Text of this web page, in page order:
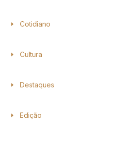
Cotidiano
Cultura
Destaques
Edição